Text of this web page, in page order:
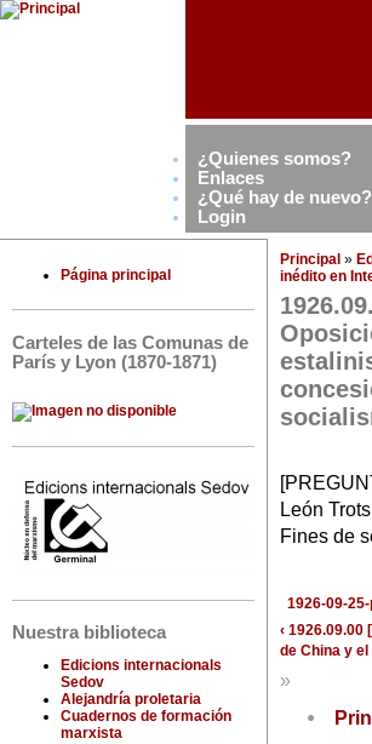
¿Quienes somos?
Enlaces
¿Qué hay de nuevo?
Login
Página principal
Carteles de las Comunas de
París y Lyon (1870-1871)
Nuestra biblioteca
Edicions internacionals
Sedov
Alejandría proletaria
Cuadernos de formación
marxista
Principal »
inédito en
León
Fines de
1926-09-
‹ 1926.09.00
de China y el
»